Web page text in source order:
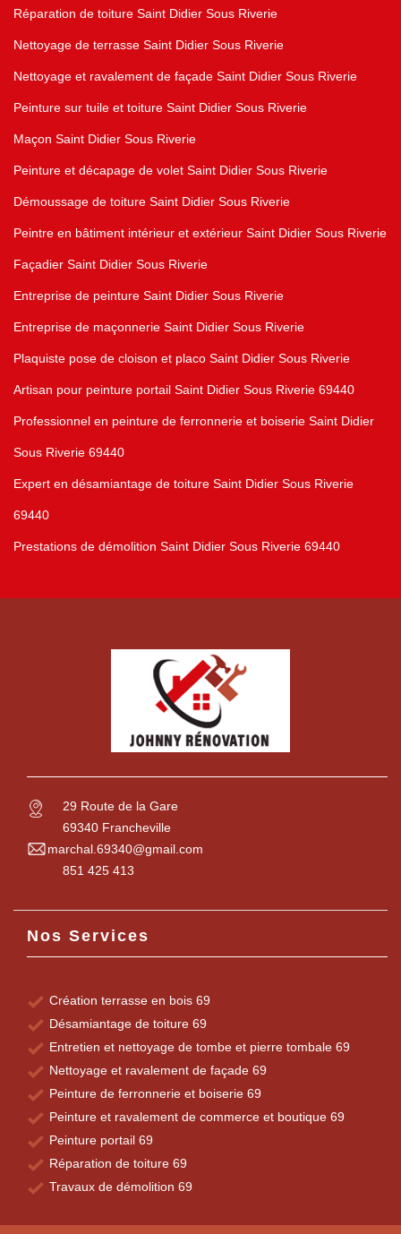
Réparation de toiture Saint Didier Sous Riverie
Nettoyage de terrasse Saint Didier Sous Riverie
Nettoyage et ravalement de façade Saint Didier Sous Riverie
Peinture sur tuile et toiture Saint Didier Sous Riverie
Maçon Saint Didier Sous Riverie
Peinture et décapage de volet Saint Didier Sous Riverie
Démoussage de toiture Saint Didier Sous Riverie
Peintre en bâtiment intérieur et extérieur Saint Didier Sous Riverie
Façadier Saint Didier Sous Riverie
Entreprise de peinture Saint Didier Sous Riverie
Entreprise de maçonnerie Saint Didier Sous Riverie
Plaquiste pose de cloison et placo Saint Didier Sous Riverie
Artisan pour peinture portail Saint Didier Sous Riverie 69440
Professionnel en peinture de ferronnerie et boiserie Saint Didier
Sous Riverie 69440
Expert en désamiantage de toiture Saint Didier Sous Riverie
69440
Prestations de démolition Saint Didier Sous Riverie 69440
29 Route de la Gare
69340 Francheville
marchal.69340@gmail.com
851 425 413
Nos Services
Création terrasse en bois 69
Désamiantage de toiture 69
Entretien et nettoyage de tombe et pierre tombale 69
Nettoyage et ravalement de façade 69
Peinture de ferronnerie et boiserie 69
Peinture et ravalement de commerce et boutique 69
Peinture portail 69
Réparation de toiture 69
Travaux de démolition 69